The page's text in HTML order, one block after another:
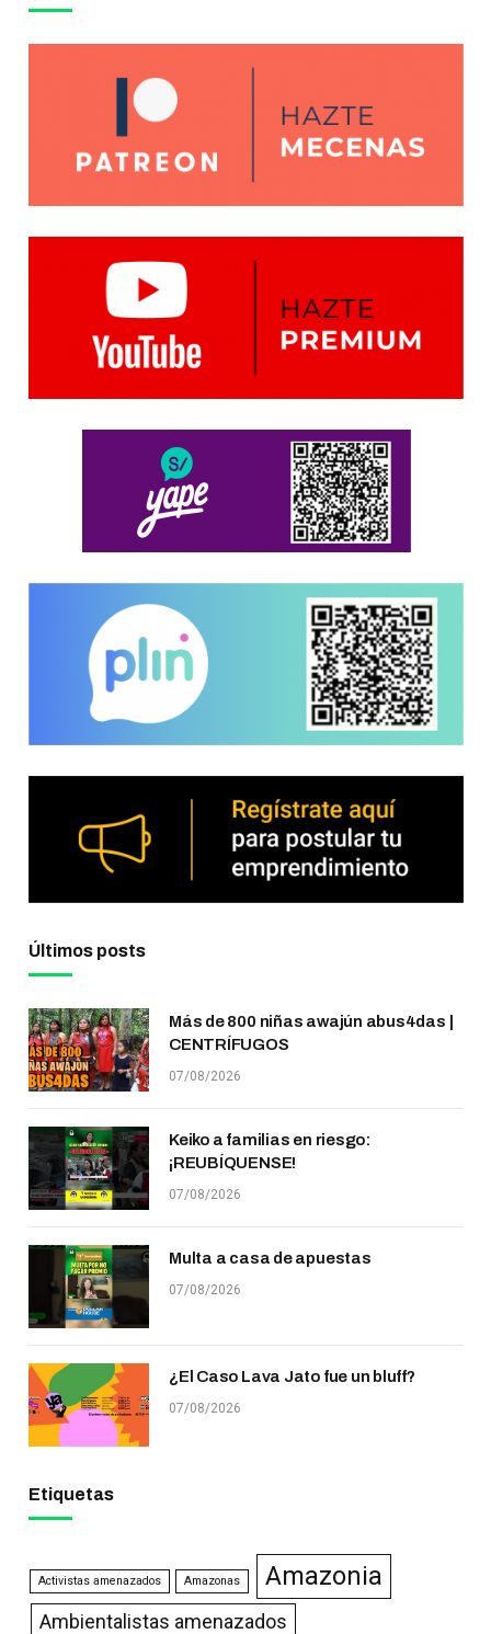
Últimos posts
Más de 800 niñas awajún abus4das |
CENTRÍFUGOS
07/08/2026
Keiko a familias en riesgo:
¡REUBÍQUENSE!
07/08/2026
Multa a casa de apuestas
07/08/2026
¿El Caso Lava Jato fue un bluff?
07/08/2026
Etiquetas
Activistas amenazados Amazonas Amazonia
Ambientalistas amenazados